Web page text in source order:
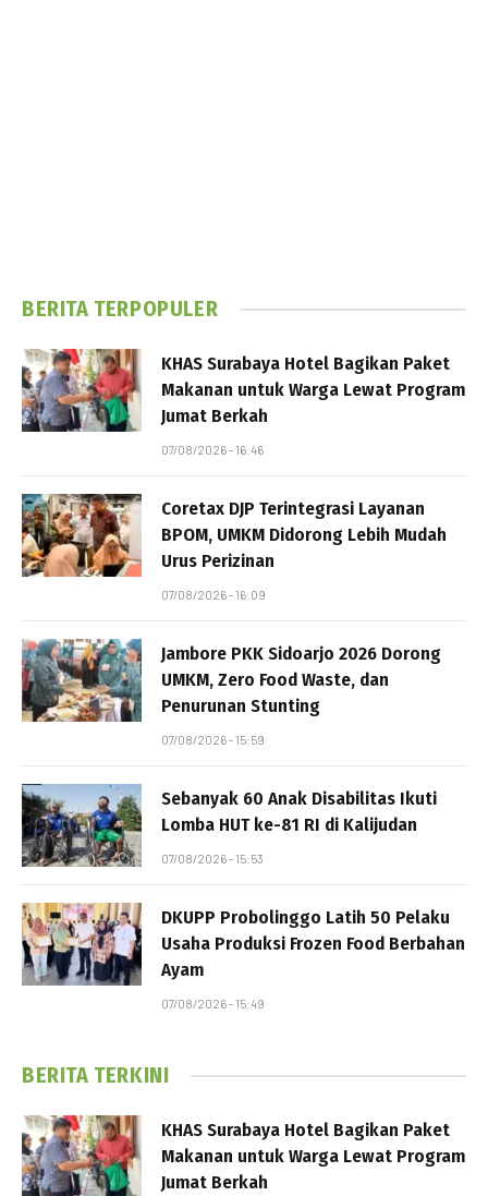
BERITA TERPOPULER
KHAS Surabaya Hotel Bagikan Paket
Makanan untuk Warga Lewat Program
Jumat Berkah
07/08/2026 - 16:46
Coretax DJP Terintegrasi Layanan
BPOM, UMKM Didorong Lebih Mudah
Urus Perizinan
07/08/2026 - 16:09
Jambore PKK Sidoarjo 2026 Dorong
UMKM, Zero Food Waste, dan
Penurunan Stunting
07/08/2026 - 15:59
Sebanyak 60 Anak Disabilitas Ikuti
Lomba HUT ke-81 RI di Kalijudan
07/08/2026 - 15:53
DKUPP Probolinggo Latih 50 Pelaku
Usaha Produksi Frozen Food Berbahan
Ayam
07/08/2026 - 15:49
BERITA TERKINI
KHAS Surabaya Hotel Bagikan Paket
Makanan untuk Warga Lewat Program
Jumat Berkah